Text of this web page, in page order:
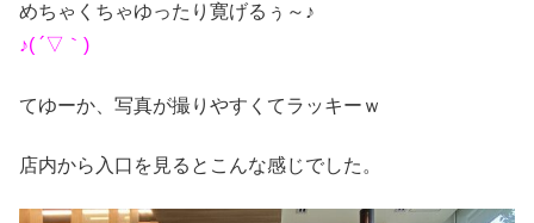
めちゃくちゃゆったり寛げるぅ～♪
♪( ´▽｀)
てゆーか、写真が撮りやすくてラッキーｗ
店内から入口を見るとこんな感じでした。